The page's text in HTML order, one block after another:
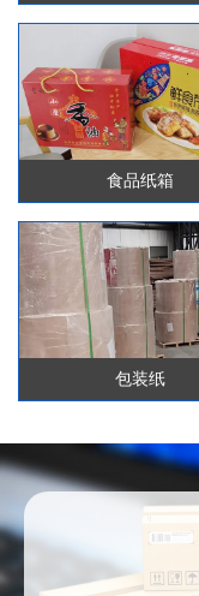
食品纸箱
包装纸